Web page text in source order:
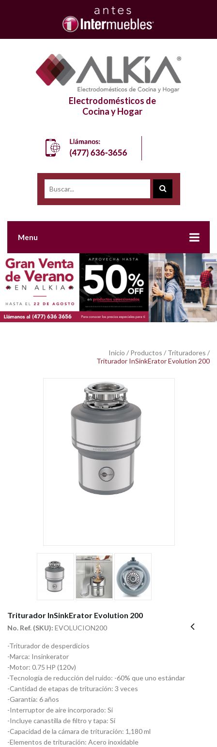
Electrodomésticos de
Cocina y Hogar
Menu
Inicio / Productos / Trituradores /
Triturador InSinkErator Evolution 200
Triturador InSinkErator Evolution 200
No. Ref. (SKU): EVOLUCION200
-Triturador de desperdicios
-Marca: Insinkerator
-Motor: 0.75 HP (120v)
-Tecnología de reducción del ruido: -60% que uno estándar
-Cantidad de etapas de trituración: 3 veces
-Garantía: 6 años
-Interruptor de aire incorporado: Si
-Incluye canastilla de filtro y tapa: Si
-Capacidad de la cámara de trituración: 1,180 ml
-Elementos de trituración: Acero inoxidable